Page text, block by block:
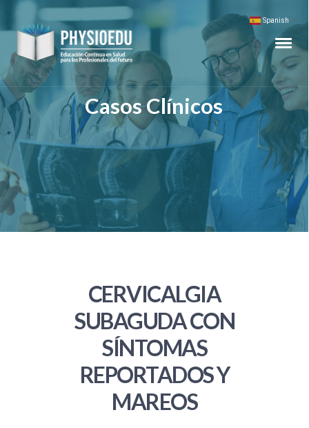
Casos Clínicos
CERVICALGIA
SUBAGUDA CON
SÍNTOMAS
REPORTADOS Y
MAREOS
Spanish ▼